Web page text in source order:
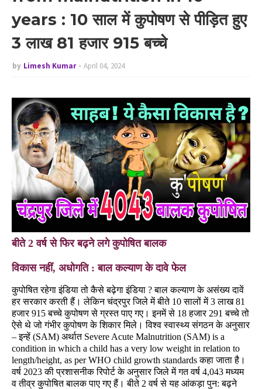
years : 10 साल में कुपोषण से पीड़ित हुए
3 लाख 81 हजार 915 बच्चे
by Limesh Kumar April 04, 2024
बीते 2 वर्ष से फिर बढ़ने लगे कुपोषित बालक
विकास नहीं, अधोगति : बाल कल्याण के दावे फेल
कुपोषित रहेगा इंडिया तो कैसे बढ़ेगा इंडिया ? बाल कल्याण के असंख्य दावें
हर सरकार करती हैं। लेकिन चंद्रपुर जिले में बीते 10 सालों में 3 लाख 81
हजार 915 बच्चे कुपोषण से ग्रस्त पाए गए। इनमें से 18 हजार 291 बच्चे तो
ऐसे थे जो गंभीर कुपोषण के शिकार मिले। विश्व स्वास्थ्य संगठन के अनुसार
– इन्हें (SAM) अर्थात Severe Acute Malnutrition (SAM) is a
condition in which a child has a very low weight in relation to
length/height, as per WHO child growth standards कहा जाता है।
वर्ष 2023 की प्रशासनीक रिपोर्ट के अनुसार जिले में गत वर्ष 4,043 मध्यम
व तीव्र कुपोषित बालक पाए गए हैं। बीते 2 वर्ष से यह आंकड़ा पुन: बढ़ने